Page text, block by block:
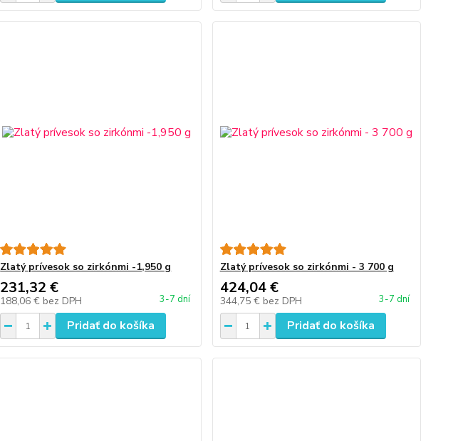
Zlatý prívesok so zirkónmi -1,950 g
231,32 €
188,06 € bez DPH 3-7 dní
Pridať do košíka
Zlatý prívesok so zirkónmi - 3 700 g
424,04 €
344,75 € bez DPH 3-7 dní
Pridať do košíka